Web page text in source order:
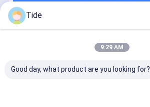
Συνιστώμενα Προϊόντα
Tide
9:29 AM
Good day, what product are you looking for?